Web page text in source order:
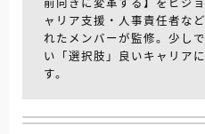
前向きに変革する】をビジ
ャリア支援・人事責任者な
れたメンバーが監修。少し
い「選択肢」良いキャリア
す。